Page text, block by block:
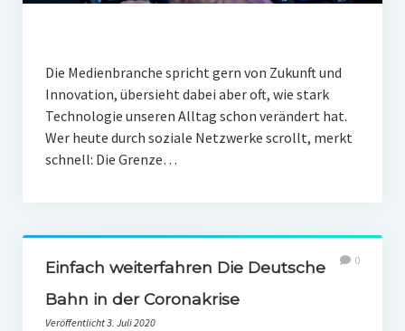
Die Medienbranche spricht gern von Zukunft und
Innovation, übersieht dabei aber oft, wie stark
Technologie unseren Alltag schon verändert hat.
Wer heute durch soziale Netzwerke scrollt, merkt
schnell: Die Grenze…
Einfach weiterfahren Die Deutsche
Bahn in der Coronakrise
Veröffentlicht 3. Juli 2020
0